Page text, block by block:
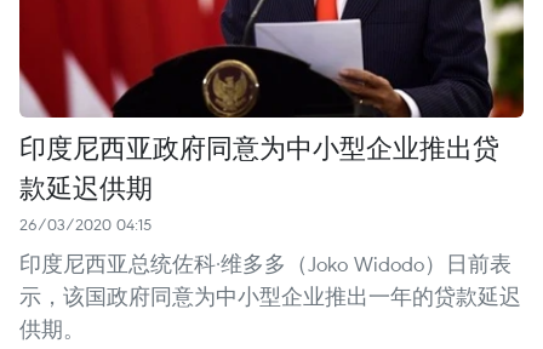
印度尼西亚政府同意为中小型企业推出贷
款延迟供期
26/03/2020 04:15
印度尼西亚总统佐科·维多多（Joko Widodo）日前表
示，该国政府同意为中小型企业推出一年的贷款延迟
供期。